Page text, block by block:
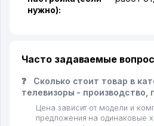
нужно):
Часто задаваемые
❓
Сколько стоит товар в
телевизоры - производство,
Цена зависит от модели и
предложения на одинаковые